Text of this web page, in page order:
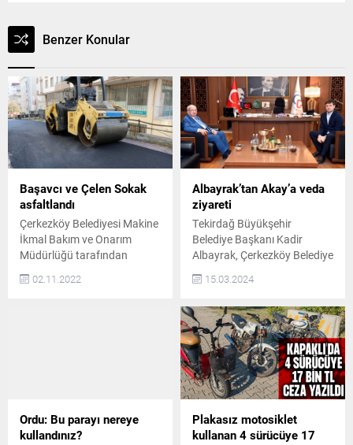
Benzer Konular
Başavcı ve Çelen Sokak
asfaltlandı
Çerkezköy Belediyesi Makine
İkmal Bakım ve Onarım
Müdürlüğü tarafından
başlatılan sıcak asfalt
hamlesi kapsamında
kaydeden Çerkezköy
Belediye Başkanı Vahap
02.11.2022
Albayrak’tan Akay’a veda
ziyareti
Tekirdağ Büyükşehir
Belediye Başkanı Kadir
Albayrak, Çerkezköy Belediye
Başkanı Vahap Akay’a veda
ziyaretinde bulundu.
Belediyesinin kurucu başkanı
olan ve 10 yıldır bu görevi
sürdüren Kadir Albayrak,
yeni dönem için aday
gösterilmemişti. Görev
süresinin dolmasına 2 hafta
kalan Albayrak, veda
ziyaretlerini sürdürüyor. Bu
15.03.2024
Ordu: Bu parayı nereye
kullandınız?
Plakasız motosiklet
kullanan 4 sürücüye 17